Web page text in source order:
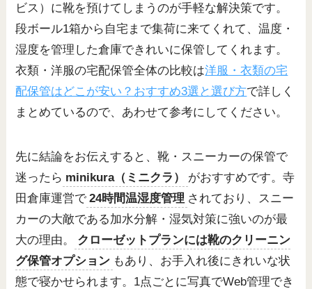
ビス）に靴を預けてしまうのが手軽な解決策です。
段ボール1箱から自宅まで集荷に来てくれて、温度・
湿度を管理した倉庫できれいに保管してくれます。
衣類・洋服の宅配保管全体の比較は洋服・衣類の宅
配保管はどこが安い？おすすめ3選と選び方で詳しく
まとめているので、あわせて参考にしてください。
先に結論をお伝えすると、靴・スニーカーの保管で
迷ったら minikura（ミニクラ）
がおすすめです。寺
田倉庫運営で 24時間温湿度管理 されており、スニー
カーの大敵である加水分解・湿気対策に強いのが最
大の理由。
クローゼットプランには靴のクリーニン
グ保管オプション もあり、お手入れ後にきれいな状
態で寝かせられます。1点ごとに写真でWeb管理でき